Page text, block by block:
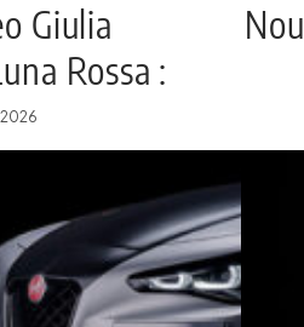
Giulia
Rossa :
!